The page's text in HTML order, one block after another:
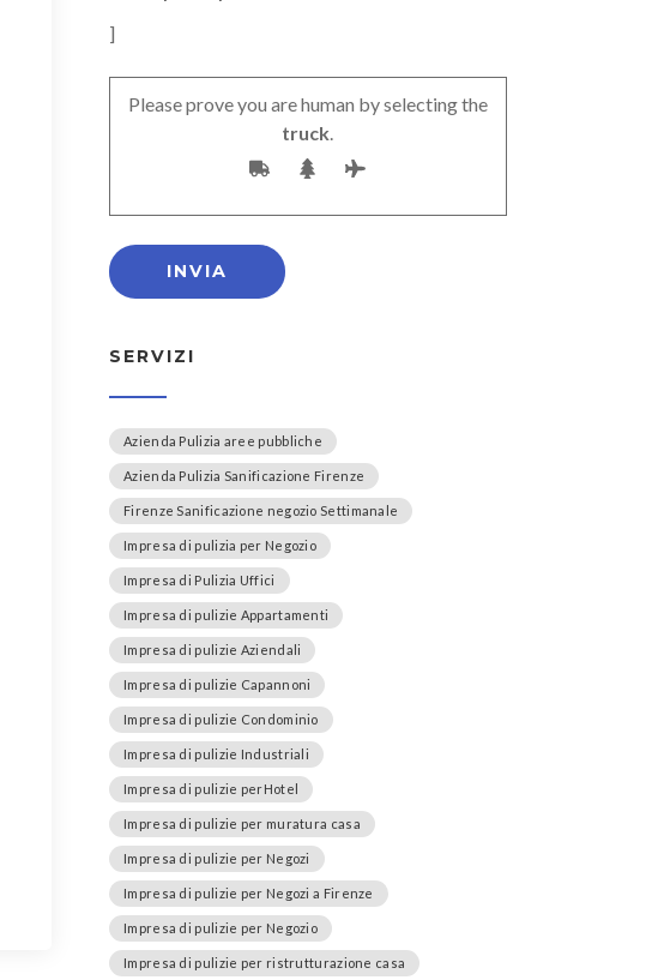
]
Please prove you are human by selecting the
truck.
SERVIZI
Azienda Pulizia aree pubbliche
Azienda Pulizia Sanificazione Firenze
Firenze Sanificazione negozio Settimanale
Impresa di pulizia per Negozio
Impresa di Pulizia Uffici
Impresa di pulizie Appartamenti
Impresa di pulizie Aziendali
Impresa di pulizie Capannoni
Impresa di pulizie Condominio
Impresa di pulizie Industriali
Impresa di pulizie perHotel
Impresa di pulizie per muratura casa
Impresa di pulizie per Negozi
Impresa di pulizie per Negozi a Firenze
Impresa di pulizie per Negozio
Impresa di pulizie per ristrutturazione casa